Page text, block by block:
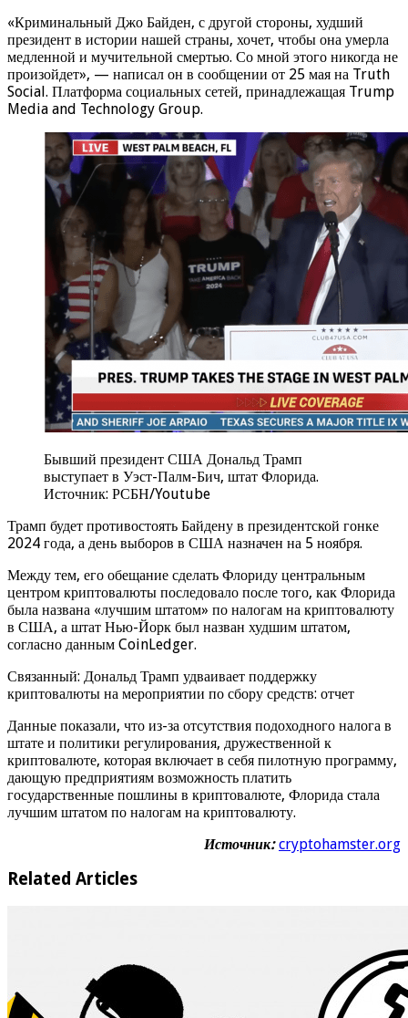
«Криминальный Джо Байден, с другой стороны, худший
президент в истории нашей страны, хочет, чтобы она умерла
медленной и мучительной смертью. Со мной этого никогда не
произойдет», — написал он в сообщении от 25 мая на Truth
Social. Платформа социальных сетей, принадлежащая Trump
Media and Technology Group.
Бывший президент США Дональд Трамп
выступает в Уэст-Палм-Бич, штат Флорида.
Источник: РСБН/Youtube
Трамп будет противостоять Байдену в президентской гонке
2024 года, а день выборов в США назначен на 5 ноября.
Между тем, его обещание сделать Флориду центральным
центром криптовалюты последовало после того, как Флорида
была названа «лучшим штатом» по налогам на криптовалюту
в США, а штат Нью-Йорк был назван худшим штатом,
согласно данным CoinLedger.
Связанный: Дональд Трамп удваивает поддержку
криптовалюты на мероприятии по сбору средств: отчет
Данные показали, что из-за отсутствия подоходного налога в
штате и политики регулирования, дружественной к
криптовалюте, которая включает в себя пилотную программу,
дающую предприятиям возможность платить
государственные пошлины в криптовалюте, Флорида стала
лучшим штатом по налогам на криптовалюту.
Источник: cryptohamster.org
Related Articles